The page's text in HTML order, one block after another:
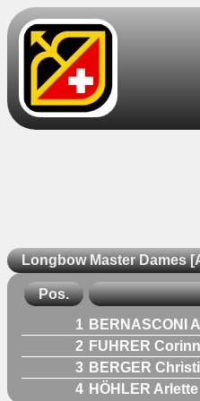
Longbow Master Dames
Pos.
1 BERNASCONI
2 FUHRER
3 BERGER
4 HÖHLER Arlette